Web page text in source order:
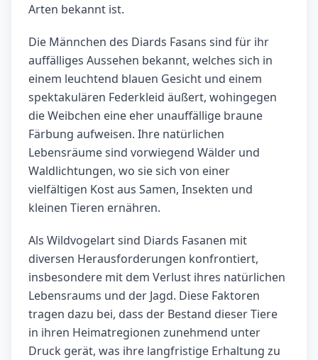
Arten bekannt ist.
Die Männchen des Diards Fasans sind für ihr
auffälliges Aussehen bekannt, welches sich in
einem leuchtend blauen Gesicht und einem
spektakulären Federkleid äußert, wohingegen
die Weibchen eine eher unauffällige braune
Färbung aufweisen. Ihre natürlichen
Lebensräume sind vorwiegend Wälder und
Waldlichtungen, wo sie sich von einer
vielfältigen Kost aus Samen, Insekten und
kleinen Tieren ernähren.
Als Wildvogelart sind Diards Fasanen mit
diversen Herausforderungen konfrontiert,
insbesondere mit dem Verlust ihres natürlichen
Lebensraums und der Jagd. Diese Faktoren
tragen dazu bei, dass der Bestand dieser Tiere
in ihren Heimatregionen zunehmend unter
Druck gerät, was ihre langfristige Erhaltung zu